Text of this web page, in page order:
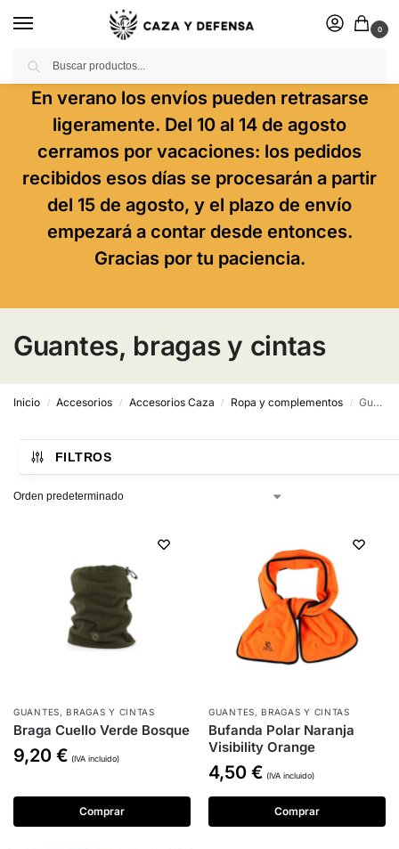
0
En verano los envíos pueden retrasarse
ligeramente. Del 10 al 14 de agosto
cerramos por vacaciones: los pedidos
recibidos esos días se procesarán a partir
del 15 de agosto, y el plazo de envío
empezará a contar desde entonces.
Gracias por tu paciencia.
Guantes, bragas y cintas
Inicio / Accesorios / Accesorios Caza / Ropa y complementos / Guantes, bragas y cintas
FILTROS
GUANTES, BRAGAS Y CINTAS
Braga Cuello Verde Bosque
9,20 € (IVA incluido)
Comprar
GUANTES, BRAGAS Y CINTAS
Bufanda Polar Naranja
Visibility Orange
4,50 € (IVA incluido)
Comprar